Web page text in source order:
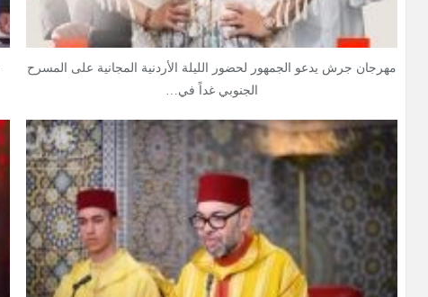
مهرجان جرش يدعو الجمهور لحضور الليلة الأردنية المجانية على المسرح
الجنوبي غداً في…